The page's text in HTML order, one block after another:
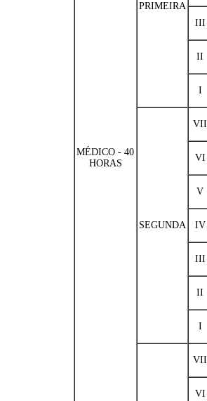
MÉDICO - 40
HORAS
PRIMEIRA
III
II
I
SEGUNDA
VII
VI
V
IV
III
II
I
VII
VI